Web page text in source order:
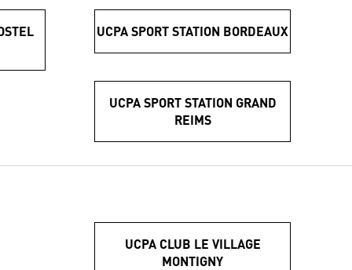
UCPA SPORT STATION BORDEAUX
UCPA SPORT STATION GRAND
REIMS
UCPA CLUB LE VILLAGE
MONTIGNY